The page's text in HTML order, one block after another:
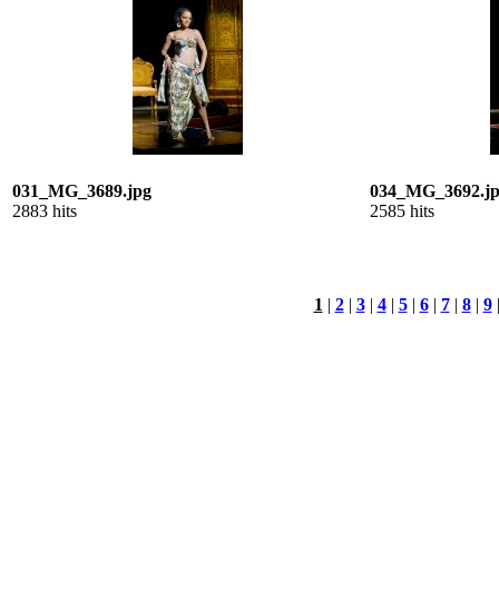
031_MG_3689.jpg
2883 hits
2585 hits
1 | 2| 3| 4| 5| 6| 7| 8| 9